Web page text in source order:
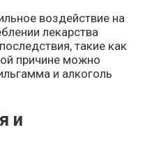
воздействие на
лекарства
такие как
причине можно
и алкоголь
и